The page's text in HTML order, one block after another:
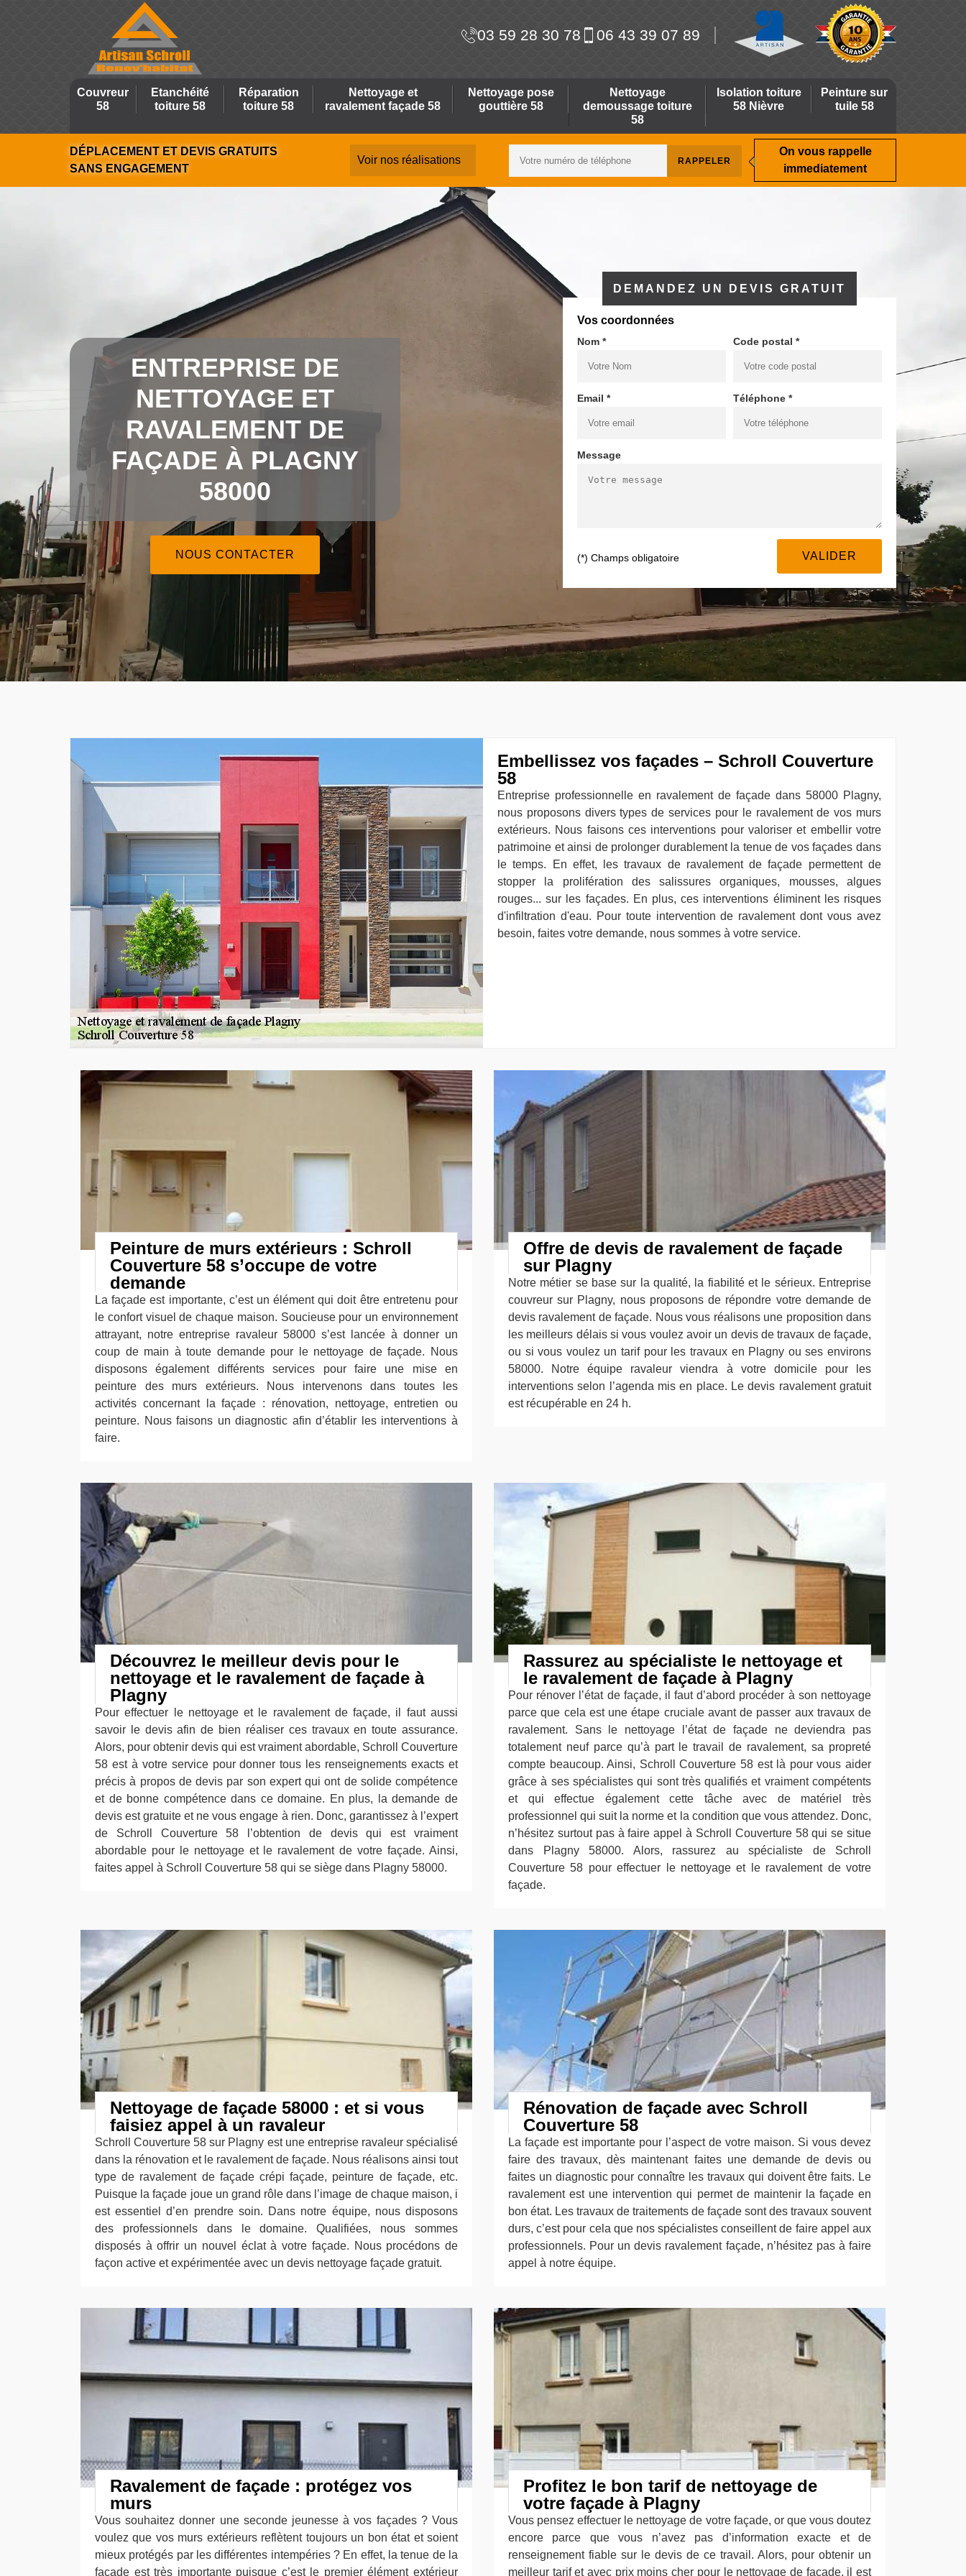
03 59 28 30 78 06 43 39 07 89
Couvreur
58
Etanchéité
toiture 58
Réparation
toiture 58
Nettoyage et
ravalement façade 58
Nettoyage pose
gouttière 58
Nettoyage
demoussage toiture
58
Isolation toiture
58 Nièvre
Peinture sur
tuile 58
DÉPLACEMENT ET DEVIS GRATUITS
SANS ENGAGEMENT
Voir nos réalisations
On vous rappelle
immediatement
ENTREPRISE DE
NETTOYAGE ET
RAVALEMENT DE
FAÇADE À PLAGNY
58000
NOUS CONTACTER
DEMANDEZ UN DEVIS GRATUIT
Vos coordonnées
Nom * Code postal *
Email * Téléphone *
Message
(*) Champs obligatoire
Embellissez vos façades – Schroll Couverture
58
Entreprise professionnelle en ravalement de façade dans 58000 Plagny,
nous proposons divers types de services pour le ravalement de vos murs
extérieurs. Nous faisons ces interventions pour valoriser et embellir votre
patrimoine et ainsi de prolonger durablement la tenue de vos façades dans
le temps. En effet, les travaux de ravalement de façade permettent de
stopper la prolifération des salissures organiques, mousses, algues
rouges... sur les façades. En plus, ces interventions éliminent les risques
d'infiltration d'eau. Pour toute intervention de ravalement dont vous avez
besoin, faites votre demande, nous sommes à votre service.
Peinture de murs extérieurs : Schroll
Couverture 58 s’occupe de votre
demande
La façade est importante, c’est un élément qui doit être entretenu pour
le confort visuel de chaque maison. Soucieuse pour un environnement
attrayant, notre entreprise ravaleur 58000 s’est lancée à donner un
coup de main à toute demande pour le nettoyage de façade. Nous
disposons également différents services pour faire une mise en
peinture des murs extérieurs. Nous intervenons dans toutes les
activités concernant la façade : rénovation, nettoyage, entretien ou
peinture. Nous faisons un diagnostic afin d’établir les interventions à
faire.
Offre de devis de ravalement de façade
sur Plagny
Notre métier se base sur la qualité, la fiabilité et le sérieux. Entreprise
couvreur sur Plagny, nous proposons de répondre votre demande de
devis ravalement de façade. Nous vous réalisons une proposition dans
les meilleurs délais si vous voulez avoir un devis de travaux de façade,
ou si vous voulez un tarif pour les travaux en Plagny ou ses environs
58000. Notre équipe ravaleur viendra à votre domicile pour les
interventions selon l’agenda mis en place. Le devis ravalement gratuit
est récupérable en 24 h.
Découvrez le meilleur devis pour le
nettoyage et le ravalement de façade à
Plagny
Pour effectuer le nettoyage et le ravalement de façade, il faut aussi
savoir le devis afin de bien réaliser ces travaux en toute assurance.
Alors, pour obtenir devis qui est vraiment abordable, Schroll Couverture
58 est à votre service pour donner tous les renseignements exacts et
précis à propos de devis par son expert qui ont de solide compétence
et de bonne compétence dans ce domaine. En plus, la demande de
devis est gratuite et ne vous engage à rien. Donc, garantissez à l’expert
de Schroll Couverture 58 l’obtention de devis qui est vraiment
abordable pour le nettoyage et le ravalement de votre façade. Ainsi,
faites appel à Schroll Couverture 58 qui se siège dans Plagny 58000.
Rassurez au spécialiste le nettoyage et
le ravalement de façade à Plagny
Pour rénover l’état de façade, il faut d’abord procéder à son nettoyage
parce que cela est une étape cruciale avant de passer aux travaux de
ravalement. Sans le nettoyage l’état de façade ne deviendra pas
totalement neuf parce qu’à part le travail de ravalement, sa propreté
compte beaucoup. Ainsi, Schroll Couverture 58 est là pour vous aider
grâce à ses spécialistes qui sont très qualifiés et vraiment compétents
et qui effectue également cette tâche avec de matériel très
professionnel qui suit la norme et la condition que vous attendez. Donc,
n’hésitez surtout pas à faire appel à Schroll Couverture 58 qui se situe
dans Plagny 58000. Alors, rassurez au spécialiste de Schroll
Couverture 58 pour effectuer le nettoyage et le ravalement de votre
façade.
Nettoyage de façade 58000 : et si vous
faisiez appel à un ravaleur
Schroll Couverture 58 sur Plagny est une entreprise ravaleur spécialisé
dans la rénovation et le ravalement de façade. Nous réalisons ainsi tout
type de ravalement de façade crépi façade, peinture de façade, etc.
Puisque la façade joue un grand rôle dans l’image de chaque maison, i
est essentiel d’en prendre soin. Dans notre équipe, nous disposons
des professionnels dans le domaine. Qualifiées, nous sommes
disposés à offrir un nouvel éclat à votre façade. Nous procédons de
façon active et expérimentée avec un devis nettoyage façade gratuit.
Rénovation de façade avec Schroll
Couverture 58
La façade est importante pour l’aspect de votre maison. Si vous devez
faire des travaux, dès maintenant faites une demande de devis ou
faites un diagnostic pour connaître les travaux qui doivent être faits. Le
ravalement est une intervention qui permet de maintenir la façade en
bon état. Les travaux de traitements de façade sont des travaux souvent
durs, c’est pour cela que nos spécialistes conseillent de faire appel aux
professionnels. Pour un devis ravalement façade, n’hésitez pas à faire
appel à notre équipe.
Ravalement de façade : protégez vos
murs
Vous souhaitez donner une seconde jeunesse à vos façades ? Vous
voulez que vos murs extérieurs reflètent toujours un bon état et soient
mieux protégés par les différentes intempéries ? En effet, la tenue de la
façade est très importante puisque c’est le premier élément extérieur
Profitez le bon tarif de nettoyage de
votre façade à Plagny
Vous pensez effectuer le nettoyage de votre façade, or que vous doutez
encore parce que vous n’avez pas d’information exacte et de
renseignement fiable sur le devis de ce travail. Alors, pour obtenir un
meilleur tarif et avec prix moins cher pour le nettoyage de façade, il est